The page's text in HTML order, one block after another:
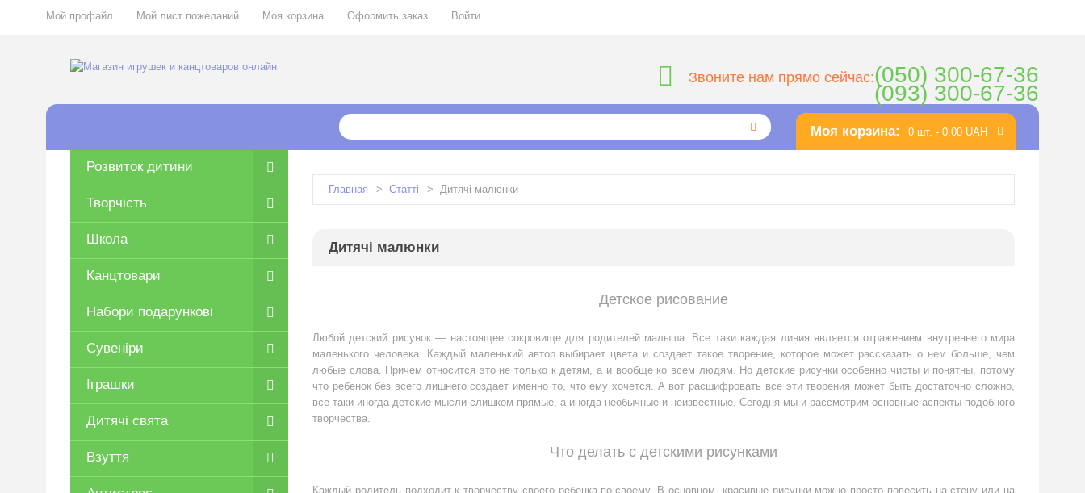
Мой профайл Мой лист пожеланий Моя корзина Оформить заказ Войти
Звоните нам прямо сейчас:(050) 300-67-36
(093) 300-67-36
Моя корзина: 0 шт. - 0,00 UAH
Главная > Статті > Дитячі малюнки
Дитячі малюнки
Детское рисование
Любой детский рисунок — настоящее сокровище для родителей малыша. Все таки каждая линия является отражением внутреннего мира
маленького человека. Каждый маленький автор выбирает цвета и создает такое творение, которое может рассказать о нем больше, чем
любые слова. Причем относится это не только к детям, а и вообще ко всем людям. Но детские рисунки особенно чисты и понятны, потому
что ребенок без всего лишнего создает именно то, что ему хочется. А вот расшифровать все эти творения может быть достаточно сложно,
все таки иногда детские мысли слишком прямые, а иногда необычные и неизвестные. Сегодня мы и рассмотрим основные аспекты подобного
творчества.
Что делать с детскими рисунками
Каждый родитель подходит к творчеству своего ребенка по-своему. В основном, красивые рисунки можно просто повесить на стену или на
Розвиток дитини
Творчість
Школа
Канцтовари
Набори подарункові
Сувеніри
Іграшки
Дитячі свята
Взуття